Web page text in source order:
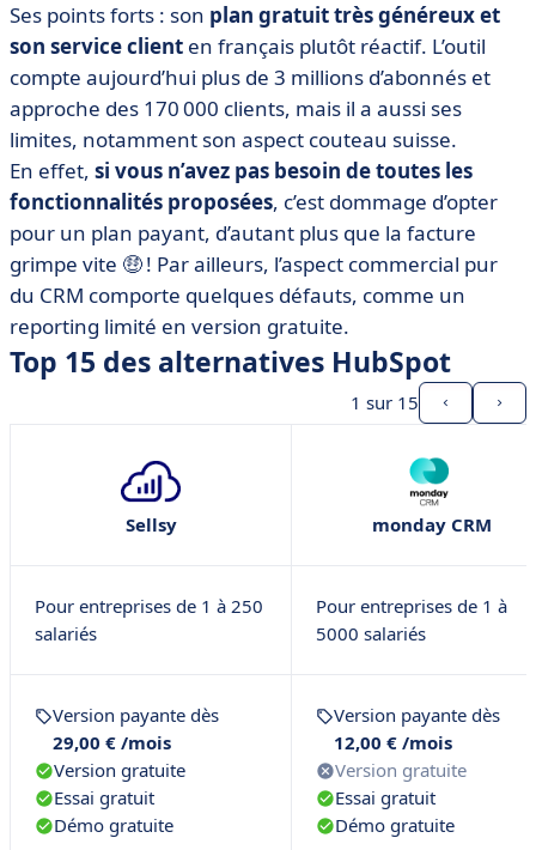
Ses points forts : son plan gratuit très généreux et
son service client en français plutôt réactif. L’outil
compte aujourd’hui plus de 3 millions d’abonnés et
approche des 170 000 clients, mais il a aussi ses
limites, notamment son aspect couteau suisse.
En effet, si vous n’avez pas besoin de toutes les
fonctionnalités proposées, c’est dommage d’opter
pour un plan payant, d’autant plus que la facture
grimpe vite 🤑 ! Par ailleurs, l’aspect commercial pur
du CRM comporte quelques défauts, comme un
reporting limité en version gratuite.
Top 15 des alternatives HubSpot
1 sur 15
Sellsy monday CRM
Pour entreprises de 1 à 250
salariés
Pour entreprises de 1 à
5000 salariés
Version payante dès
29,00 € /mois
Version gratuite
Essai gratuit
Démo gratuite
Version payante dès
12,00 € /mois
Version gratuite
Essai gratuit
Démo gratuite